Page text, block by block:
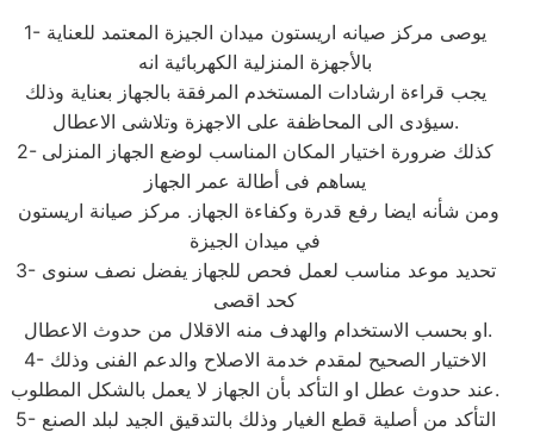
1- يوصى مركز صيانه اريستون ميدان الجيزة المعتمد للعناية
بالأجهزة المنزلية الكهربائية انه
يجب قراءة ارشادات المستخدم المرفقة بالجهاز بعناية وذلك
سيؤدى الى المحاظفة على الاجهزة وتلاشى الاعطال.
2- كذلك ضرورة اختيار المكان المناسب لوضع الجهاز المنزلى
يساهم فى أطالة عمر الجهاز
في ميدان الجيزة
3- تحديد موعد مناسب لعمل فحص للجهاز يفضل نصف سنوى
كحد اقصى
او بحسب الاستخدام والهدف منه الاقلال من حدوث الاعطال.
4- الاختيار الصحيح لمقدم خدمة الاصلاح والدعم الفنى وذلك
عند حدوث عطل او التأكد بأن الجهاز لا يعمل بالشكل المطلوب.
5- التأكد من أصلية قطع الغيار وذلك بالتدقيق الجيد لبلد الصنع